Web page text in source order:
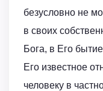
безусловно не
в своих
Бога, в Его
Его известное
человеку в